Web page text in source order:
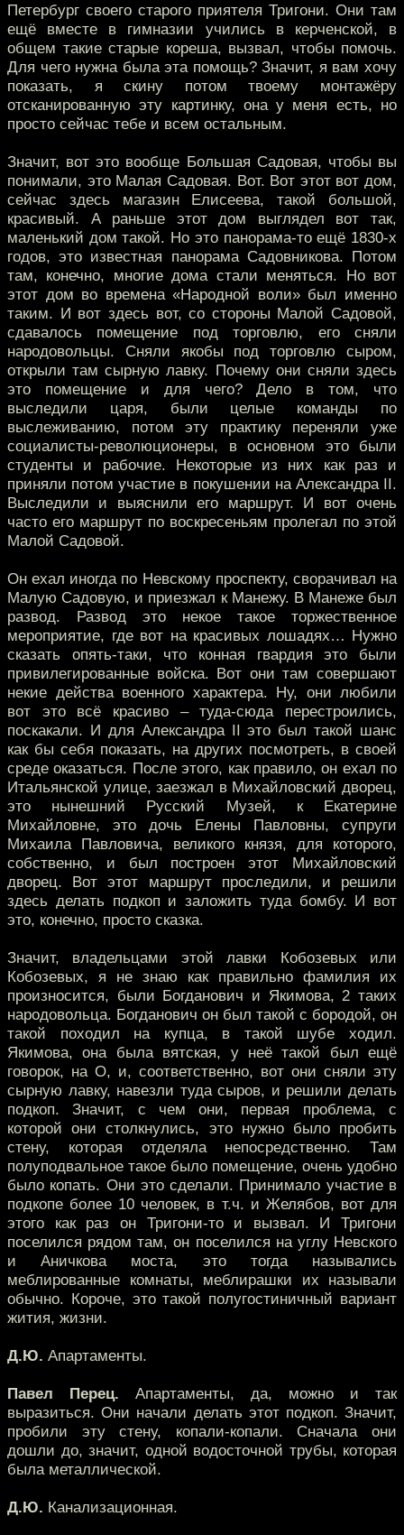
Петербург своего старого приятеля Тригони. Они там
ещё вместе в гимназии учились в керченской, в
общем такие старые кореша, вызвал, чтобы помочь.
Для чего нужна была эта помощь? Значит, я вам хочу
показать, я скину потом твоему монтажёру
отсканированную эту картинку, она у меня есть, но
просто сейчас тебе и всем остальным.
Значит, вот это вообще Большая Садовая, чтобы вы
понимали, это Малая Садовая. Вот. Вот этот вот дом,
сейчас здесь магазин Елисеева, такой большой,
красивый. А раньше этот дом выглядел вот так,
маленький дом такой. Но это панорама-то ещё 1830-х
годов, это известная панорама Садовникова. Потом
там, конечно, многие дома стали меняться. Но вот
этот дом во времена «Народной воли» был именно
таким. И вот здесь вот, со стороны Малой Садовой,
сдавалось помещение под торговлю, его сняли
народовольцы. Сняли якобы под торговлю сыром,
открыли там сырную лавку. Почему они сняли здесь
это помещение и для чего? Дело в том, что
выследили царя, были целые команды по
выслеживанию, потом эту практику переняли уже
социалисты-революционеры, в основном это были
студенты и рабочие. Некоторые из них как раз и
приняли потом участие в покушении на Александра II.
Выследили и выяснили его маршрут. И вот очень
часто его маршрут по воскресеньям пролегал по этой
Малой Садовой.
Он ехал иногда по Невскому проспекту, сворачивал на
Малую Садовую, и приезжал к Манежу. В Манеже был
развод. Развод это некое такое торжественное
мероприятие, где вот на красивых лошадях… Нужно
сказать опять-таки, что конная гвардия это были
привилегированные войска. Вот они там совершают
некие действа военного характера. Ну, они любили
вот это всё красиво – туда-сюда перестроились,
поскакали. И для Александра II это был такой шанс
как бы себя показать, на других посмотреть, в своей
среде оказаться. После этого, как правило, он ехал по
Итальянской улице, заезжал в Михайловский дворец,
это нынешний Русский Музей, к Екатерине
Михайловне, это дочь Елены Павловны, супруги
Михаила Павловича, великого князя, для которого,
собственно, и был построен этот Михайловский
дворец. Вот этот маршрут проследили, и решили
здесь делать подкоп и заложить туда бомбу. И вот
это, конечно, просто сказка.
Значит, владельцами этой лавки Кобозевых или
Кобозевых, я не знаю как правильно фамилия их
произносится, были Богданович и Якимова, 2 таких
народовольца. Богданович он был такой с бородой, он
такой походил на купца, в такой шубе ходил.
Якимова, она была вятская, у неё такой был ещё
говорок, на О, и, соответственно, вот они сняли эту
сырную лавку, навезли туда сыров, и решили делать
подкоп. Значит, с чем они, первая проблема, с
которой они столкнулись, это нужно было пробить
стену, которая отделяла непосредственно. Там
полуподвальное такое было помещение, очень удобно
было копать. Они это сделали. Принимало участие в
подкопе более 10 человек, в т.ч. и Желябов, вот для
этого как раз он Тригони-то и вызвал. И Тригони
поселился рядом там, он поселился на углу Невского
и Аничкова моста, это тогда назывались
меблированные комнаты, меблирашки их называли
обычно. Короче, это такой полугостиничный вариант
жития, жизни.
Д.Ю. Апартаменты.
Павел Перец. Апартаменты, да, можно и так
выразиться. Они начали делать этот подкоп. Значит,
пробили эту стену, копали-копали. Сначала они
дошли до, значит, одной водосточной трубы, которая
была металлической.
Д.Ю. Канализационная.